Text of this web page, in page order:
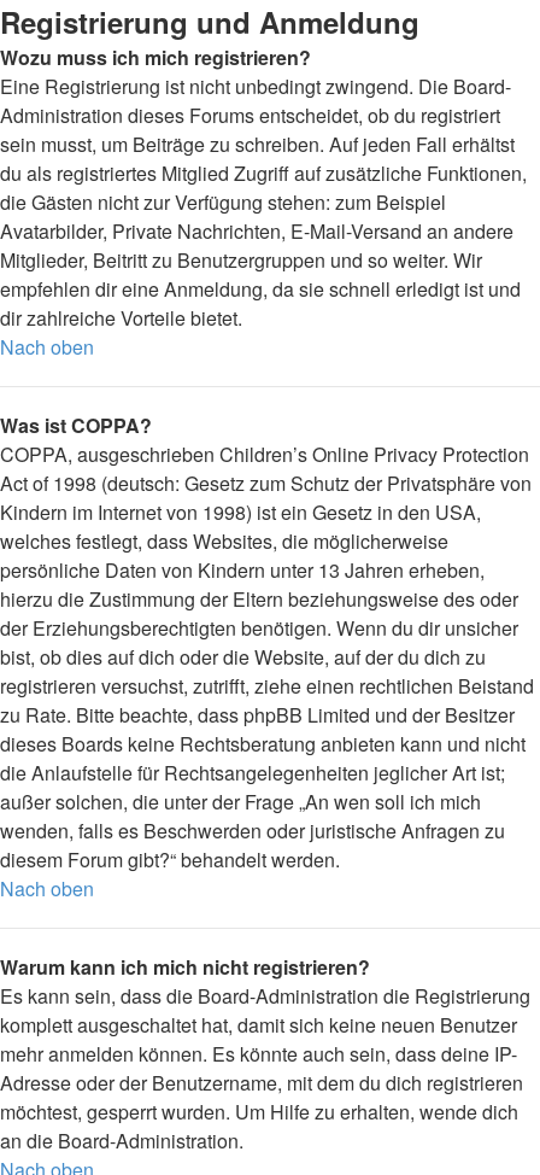
Registrierung und Anmeldung
Wozu muss ich mich registrieren?
Eine Registrierung ist nicht unbedingt zwingend. Die Board-
Administration dieses Forums entscheidet, ob du registriert
sein musst, um Beiträge zu schreiben. Auf jeden Fall erhältst
du als registriertes Mitglied Zugriff auf zusätzliche Funktionen,
die Gästen nicht zur Verfügung stehen: zum Beispiel
Avatarbilder, Private Nachrichten, E-Mail-Versand an andere
Mitglieder, Beitritt zu Benutzergruppen und so weiter. Wir
empfehlen dir eine Anmeldung, da sie schnell erledigt ist und
dir zahlreiche Vorteile bietet.
Nach oben
Was ist COPPA?
COPPA, ausgeschrieben Children’s Online Privacy Protection
Act of 1998 (deutsch: Gesetz zum Schutz der Privatsphäre von
Kindern im Internet von 1998) ist ein Gesetz in den USA,
welches festlegt, dass Websites, die möglicherweise
persönliche Daten von Kindern unter 13 Jahren erheben,
hierzu die Zustimmung der Eltern beziehungsweise des oder
der Erziehungsberechtigten benötigen. Wenn du dir unsicher
bist, ob dies auf dich oder die Website, auf der du dich zu
registrieren versuchst, zutrifft, ziehe einen rechtlichen Beistand
zu Rate. Bitte beachte, dass phpBB Limited und der Besitzer
dieses Boards keine Rechtsberatung anbieten kann und nicht
die Anlaufstelle für Rechtsangelegenheiten jeglicher Art ist;
außer solchen, die unter der Frage „An wen soll ich mich
wenden, falls es Beschwerden oder juristische Anfragen zu
diesem Forum gibt?“ behandelt werden.
Nach oben
Warum kann ich mich nicht registrieren?
Es kann sein, dass die Board-Administration die Registrierung
komplett ausgeschaltet hat, damit sich keine neuen Benutzer
mehr anmelden können. Es könnte auch sein, dass deine IP-
Adresse oder der Benutzername, mit dem du dich registrieren
möchtest, gesperrt wurden. Um Hilfe zu erhalten, wende dich
an die Board-Administration.